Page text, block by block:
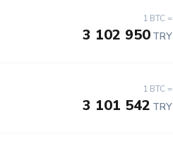
1 BTC =
3 102 950 TRY
1 BTC =
3 101 542 TRY